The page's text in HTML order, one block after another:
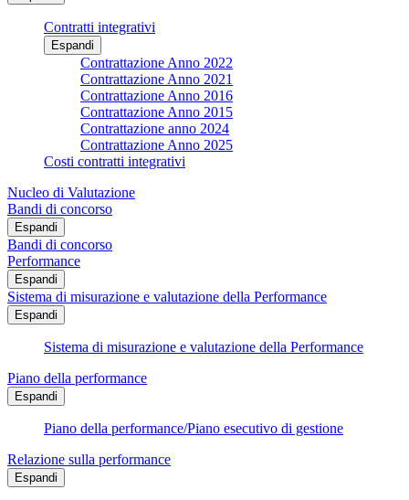
Contratti integrativi
Espandi
Contrattazione Anno 2022
Contrattazione Anno 2021
Contrattazione Anno 2016
Contrattazione Anno 2015
Contrattazione anno 2024
Contrattazione Anno 2025
Costi contratti integrativi
Nucleo di Valutazione
Bandi di concorso
Espandi
Bandi di concorso
Performance
Espandi
Sistema di misurazione e valutazione della Performance
Espandi
Sistema di misurazione e valutazione della Performance
Piano della performance
Espandi
Piano della performance/Piano esecutivo di gestione
Relazione sulla performance
Espandi